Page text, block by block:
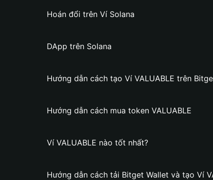
Hoán đổi trên Ví Solana
DApp trên Solana
Hướng dẫn cách tạo Ví VALUABLE trên
Hướng dẫn cách mua token VALUABLE
Ví VALUABLE nào tốt nhất?
Hướng dẫn cách tải Bitget Wallet và tạo Ví